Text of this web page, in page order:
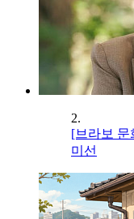
2.
[브라보 문
미선